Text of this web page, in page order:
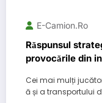
E-Camion.ro
Răspunsul
provocările din
Cei mai mulți
ă și a transportului